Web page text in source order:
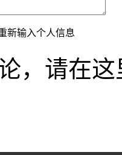
新输入个人信息
，请在这